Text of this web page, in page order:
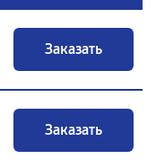
Заказать
Заказать